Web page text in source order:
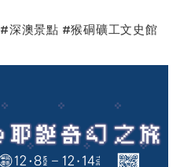
#深澳景點 #猴硐礦工文史館